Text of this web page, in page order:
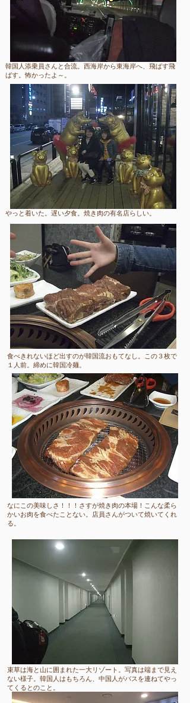
​韓国人添乗員さんと合流。西海岸から東海岸へ、飛ばす飛
ばす。怖かったよ～。
​やっと着いた。遅い夕食。焼き肉の有名店らしい。
​食べきれないほど出すのが韓国流おもてなし。この３枚で
１人前。締めに韓国冷麺。
​なにこの美味しさ！！！さすが焼き肉の本場！こんな柔ら
かいお肉を食べたことない。店員さんがついて焼いてくれ
る。
​束草は海と山に囲まれた一大リゾート。写真は端まで見え
ない様子。韓国人はもちろん、中国人がバスを連ねてやっ
てくるとのこと。